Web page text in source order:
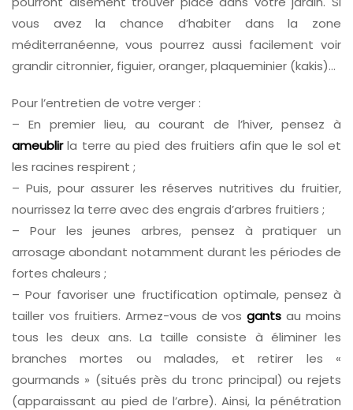
vous avez la chance d’habiter dans la zone
méditerranéenne, vous pourrez aussi facilement voir
grandir citronnier, figuier, oranger, plaqueminier (kakis)…
Pour l’entretien de votre verger :
– En premier lieu, au courant de l’hiver, pensez à
ameublirla terre au pied des fruitiers afin que le sol et
les racines respirent ;
– Puis, pour assurer les réserves nutritives du fruitier,
nourrissez la terre avec des engrais d’arbres fruitiers ;
– Pour les jeunes arbres, pensez à pratiquer un
arrosage abondant notamment durant les périodes de
fortes chaleurs ;
– Pour favoriser une fructification optimale, pensez à
tailler vos fruitiers. Armez-vous de vosgants au moins
tous les deux ans. La taille consiste à éliminer les
branches mortes ou malades, et retirer les «
gourmands » (situés près du tronc principal) ou rejets
(apparaissant au pied de l’arbre). Ainsi, la pénétration